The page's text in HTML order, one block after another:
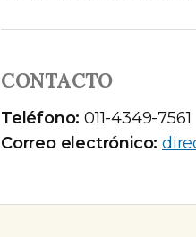
CONTACTO
Teléfono: 011-4349-7561
Correo electrónico: